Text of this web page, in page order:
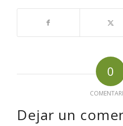
0
Dejar un